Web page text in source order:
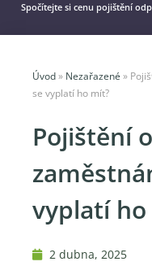
Spočítejte si cenu pojištění
Úvod » Nezařazené »
se vyplatí ho mít?
Pojištění
vyplatí
2 dubna, 2025